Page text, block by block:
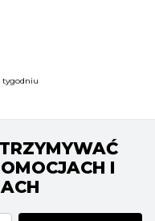
tygodniu
I